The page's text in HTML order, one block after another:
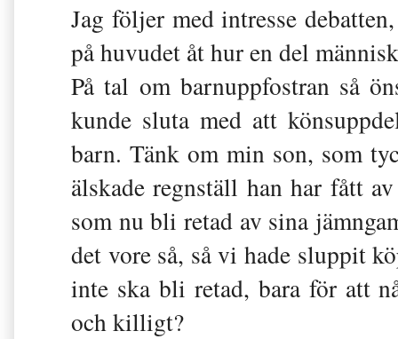
Jag följer med intresse
på huvudet åt hur en del
På tal om barnuppfostran så
kunde sluta med att
barn. Tänk om min son, som
älskade regnställ han har fått
som nu bli retad av sina
det vore så, så vi hade sluppit
inte ska bli retad, bara för att
och killigt?